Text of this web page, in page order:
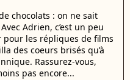
chocolats : on ne sait
Adrien, c’est un peu
pour les répliques de films
des coeurs brisés qu’à
Rassurez-vous,
pas encore...